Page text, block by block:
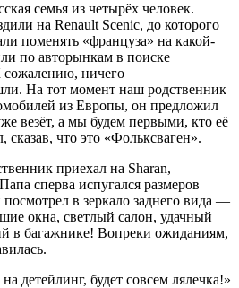
семья из четырёх человек.
на Renault Scenic, до которого
поменять «француза» на какой-
по авторынкам в поиске
сожалению, ничего
На тот момент наш родственник
из Европы, он предложил
везёт, а мы будем первыми, кто её
сказав, что это «Фольксваген».
приехал на Sharan, —
сперва испугался размеров
посмотрел в зеркало заднего вида —
окна, светлый салон, удачный
в багажнике! Вопреки ожиданиям,